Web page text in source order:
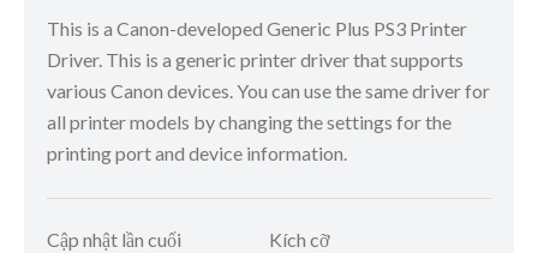
This is a Canon-developed Generic Plus PS3 Printer
Driver. This is a generic printer driver that supports
various Canon devices. You can use the same driver for
all printer models by changing the settings for the
printing port and device information.
Cập nhật lần cuối Kích cỡ